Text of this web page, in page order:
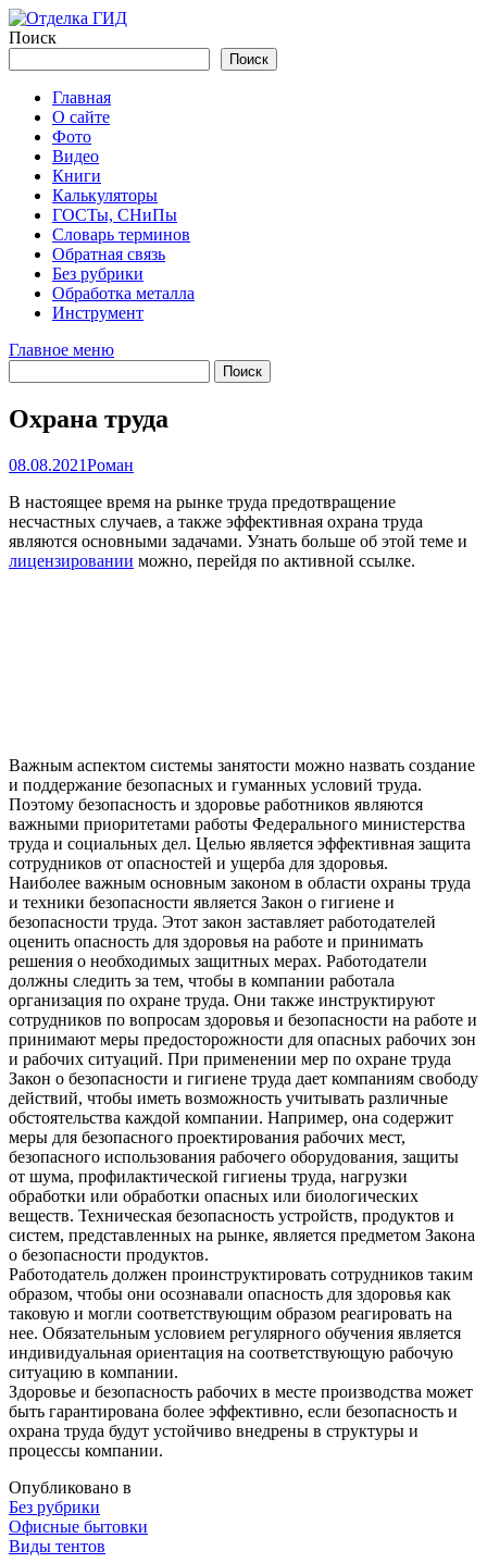
Перейти
к
Поиск
Поиск
Главная
О сайте
Фото
Видео
Книги
Калькуляторы
ГОСТы, СНиПы
Словарь терминов
Обратная связь
Без рубрики
Обработка металла
Инструмент
Главное меню
Охрана труда
08.08.2021Роман
В настоящее время на рынке труда предотвращение
несчастных случаев, а также эффективная охрана труда
являются основными задачами. Узнать больше об этой теме и
лицензировании можно, перейдя по активной ссылке.
Важным аспектом системы занятости можно назвать создание
и поддержание безопасных и гуманных условий труда.
Поэтому безопасность и здоровье работников являются
важными приоритетами работы Федерального министерства
труда и социальных дел. Целью является эффективная защита
сотрудников от опасностей и ущерба для здоровья.
Наиболее важным основным законом в области охраны труда
и техники безопасности является Закон о гигиене и
безопасности труда. Этот закон заставляет работодателей
оценить опасность для здоровья на работе и принимать
решения о необходимых защитных мерах. Работодатели
должны следить за тем, чтобы в компании работала
организация по охране труда. Они также инструктируют
сотрудников по вопросам здоровья и безопасности на работе и
принимают меры предосторожности для опасных рабочих зон
и рабочих ситуаций. При применении мер по охране труда
Закон о безопасности и гигиене труда дает компаниям свободу
действий, чтобы иметь возможность учитывать различные
обстоятельства каждой компании. Например, она содержит
меры для безопасного проектирования рабочих мест,
безопасного использования рабочего оборудования, защиты
от шума, профилактической гигиены труда, нагрузки
обработки или обработки опасных или биологических
веществ. Техническая безопасность устройств, продуктов и
систем, представленных на рынке, является предметом Закона
о безопасности продуктов.
Работодатель должен проинструктировать сотрудников таким
образом, чтобы они осознавали опасность для здоровья как
таковую и могли соответствующим образом реагировать на
нее. Обязательным условием регулярного обучения является
индивидуальная ориентация на соответствующую рабочую
ситуацию в компании.
Здоровье и безопасность рабочих в месте производства может
быть гарантирована более эффективно, если безопасность и
охрана труда будут устойчиво внедрены в структуры и
процессы компании.
Опубликовано в
Без рубрики
Навигация
Офисные бытовки
Виды тентов